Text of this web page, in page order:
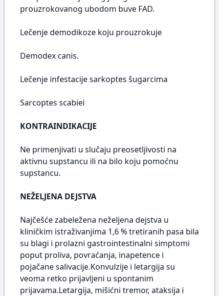
prouzrokovanog ubodom buve FAD.
Lečenje demodikoze koju prouzrokuje
Demodex canis.
Lečenje infestacije sarkoptes šugarcima
Sarcoptes scabiei
KONTRAINDIKACIJE
Ne primenjivati u slučaju preosetljivosti na
aktivnu supstancu ili na bilo koju pomoćnu
supstancu.
NEŽELJENA DEJSTVA
Najčešće zabeležena neželjena dejstva u
kliničkim istraživanjima 1,6 % tretiranih pasa bila
su blagi i prolazni gastrointestinalni simptomi
poput proliva, povraćanja, inapetence i
pojačane salivacije.Konvulzije i letargija su
veoma retko prijavljeni u spontanim
prijavama.Letargija, mišićni tremor, ataksija i